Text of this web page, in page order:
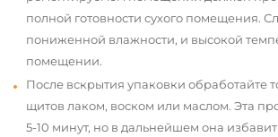
полной готовности сухого помещения.
пониженной влажности, и высокой
помещении.
После вскрытия упаковки обработайте
щитов лаком, воском или маслом. Эта
5-10 минут, но в дальнейшем она